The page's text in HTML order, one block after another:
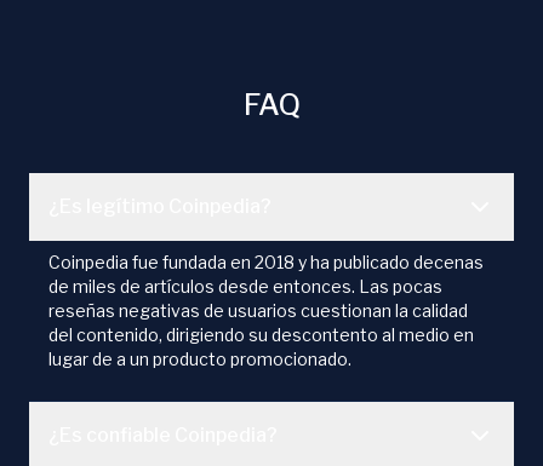
FAQ
Coinpedia fue fundada en 2018 y ha publicado decenas
de miles de artículos desde entonces. Las pocas
reseñas negativas de usuarios cuestionan la calidad
del contenido, dirigiendo su descontento al medio en
lugar de a un producto promocionado.